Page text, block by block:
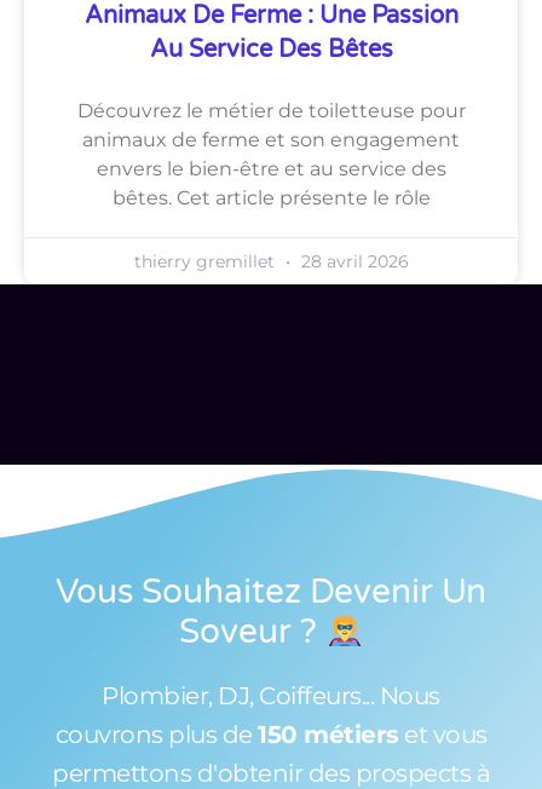
Animaux De Ferme : Une Passion
Au Service Des Bêtes
Découvrez le métier de toiletteuse pour
animaux de ferme et son engagement
envers le bien-être et au service des
bêtes. Cet article présente le rôle
thierry gremillet 28 avril 2026
Vous Souhaitez Devenir Un
Soveur ?
Plombier, DJ, Coiffeurs... Nous
couvrons plus de 150 métiers et vous
permettons d'obtenir des prospects à